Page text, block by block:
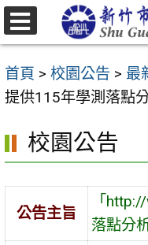
跳
至
要
內
區
首頁 > 校園公告 > 最
提供115年學測落點分
校園公告
公告主旨
「
落點分
選
單